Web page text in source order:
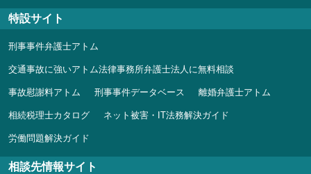
特設サイト
刑事事件弁護士アトム
交通事故に強いアトム法律事務所弁護士法人に無料相談
事故慰謝料アトム 刑事事件データベース 離婚弁護士アトム
相続税理士カタログ ネット被害・IT法務解決ガイド
労働問題解決ガイド
相談先情報サイト